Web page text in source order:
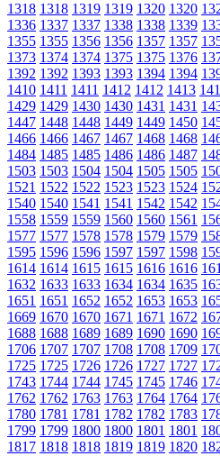
1318 1318 1319 1319 1320 1320
1336 1337 1337 1338 1338 1339
1355 1355 1356 1356 1357 1357
1373 1374 1374 1375 1375 1376
1392 1392 1393 1393 1394 1394
1410 1411 1411 1412 1412 1413
1429 1429 1430 1430 1431 1431
1447 1448 1448 1449 1449 1450
1466 1466 1467 1467 1468 1468
1484 1485 1485 1486 1486 1487
1503 1503 1504 1504 1505 1505
1521 1522 1522 1523 1523 1524
1540 1540 1541 1541 1542 1542
1558 1559 1559 1560 1560 1561
1577 1577 1578 1578 1579 1579
1595 1596 1596 1597 1597 1598
1614 1614 1615 1615 1616 1616
1632 1633 1633 1634 1634 1635
1651 1651 1652 1652 1653 1653
1669 1670 1670 1671 1671 1672
1688 1688 1689 1689 1690 1690
1706 1707 1707 1708 1708 1709
1725 1725 1726 1726 1727 1727
1743 1744 1744 1745 1745 1746
1762 1762 1763 1763 1764 1764
1780 1781 1781 1782 1782 1783
1799 1799 1800 1800 1801 1801
1817 1818 1818 1819 1819 1820